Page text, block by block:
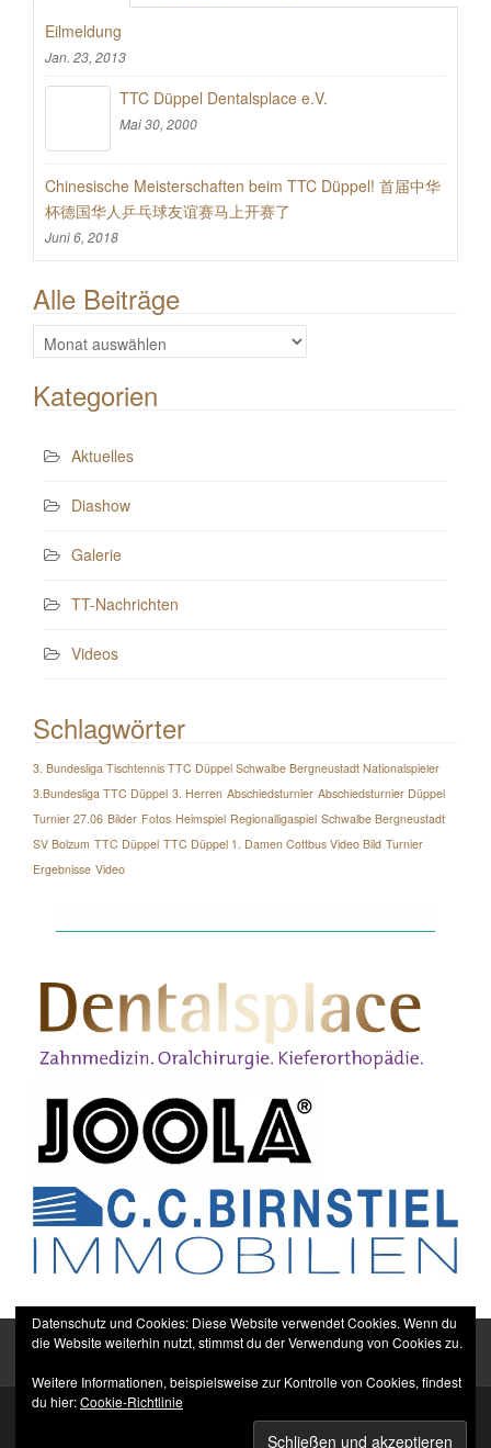
Eilmeldung
Jan. 23, 2013
TTC Düppel Dentalsplace e.V.
Mai 30, 2000
Chinesische Meisterschaften beim TTC Düppel! 首届中华
杯德国华人乒乓球友谊赛马上开赛了
Juni 6, 2018
Alle Beiträge
Alle
Beiträge
Kategorien
Aktuelles
Diashow
Galerie
TT-Nachrichten
Videos
Schlagwörter
3. Bundesliga Tischtennis TTC Düppel Schwalbe Bergneustadt Nationalspieler
3.Bundesliga TTC Düppel 3. Herren Abschiedsturnier Abschiedsturnier Düppel
Turnier 27.06 Bilder Fotos Heimspiel Regionalligaspiel Schwalbe Bergneustadt
SV Bolzum TTC Düppel TTC Düppel 1. Damen Cottbus Video Bild Turnier
Ergebnisse Video
Datenschutzerklärung
Datenschutz und Cookies: Diese Website verwendet Cookies. Wenn du
die Website weiterhin nutzt, stimmst du der Verwendung von Cookies zu.
Weitere Informationen, beispielsweise zur Kontrolle von Cookies, findest
du hier:Cookie-Richtlinie